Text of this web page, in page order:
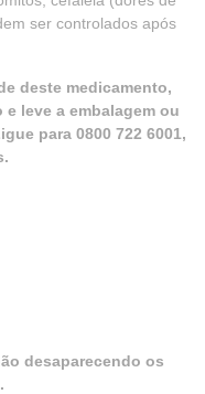
ser controlados após
deste medicamento,
leve a embalagem ou
para 0800 722 6001,
desaparecendo os